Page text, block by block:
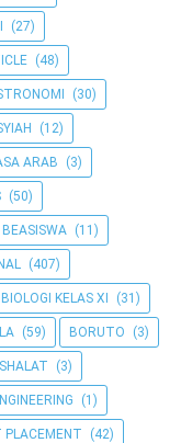
(27)
(48)
(30)
(12)
ARAB (3)
(50)
BEASISWA (11)
(407)
BIOLOGI KELAS XI (31)
(59) BORUTO (3)
(3)
(1)
PLACEMENT (42)